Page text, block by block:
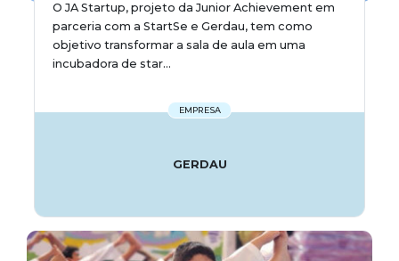
O JA Startup, projeto da Junior Achievement em
parceria com a StartSe e Gerdau, tem como
objetivo transformar a sala de aula em uma
incubadora de star...
EMPRESA
GERDAU